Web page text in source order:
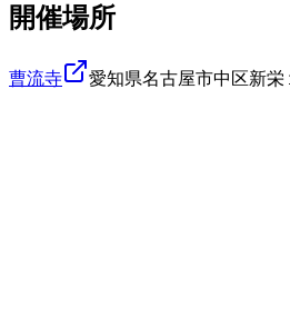
開催場所
曹流寺 愛知県名古屋市中区新栄